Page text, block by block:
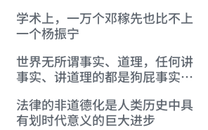
学术上，一万个邓稼先也比不上
一个杨振宁
世界无所谓事实、道理，任何讲
事实、讲道理的都是狗屁事实、
法律的非道德化是人类历史中具
有划时代意义的巨大进步